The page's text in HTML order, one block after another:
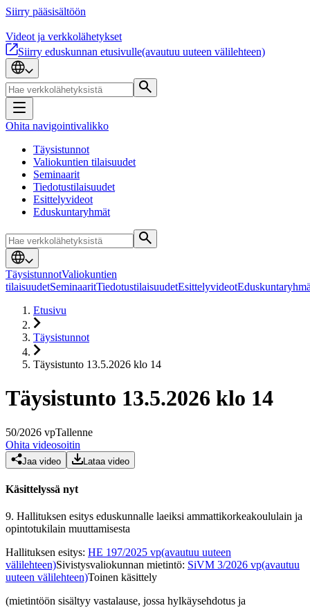
Siirry pääsisältöön
Videot ja verkkolähetykset
Siirry eduskunnan etusivulle(avautuu uuteen välilehteen)
Ohita navigointivalikko
Täysistunnot
Valiokuntien tilaisuudet
Seminaarit
Tiedotustilaisuudet
Esittelyvideot
Eduskuntaryhmät
TäysistunnotValiokuntien
tilaisuudetSeminaaritTiedotustilaisuudetEsittelyvideot
Etusivu
Täysistunnot
Täysistunto 13.5.2026 klo 14
Täysistunto 13.5.2026 klo 14
50/2026 vpTallenne
Ohita videosoitin
Jaa video Lataa video
Käsittelyssä nyt
9. Hallituksen esitys eduskunnalle laeiksi ammattikorkeakoululain ja
opintotukilain muuttamisesta
Hallituksen esitys: HE 197/2025 vp(avautuu uuteen
välilehteen)Sivistysvaliokunnan mietintö: SiVM 3/2026 vp(avautuu
uuteen välilehteen)Toinen käsittely
(mietintöön sisältyy vastalause, jossa hylkäysehdotus ja